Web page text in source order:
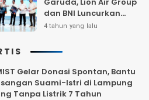
dan BNI Luncurkan
Program Terbang Hemat
4 tahun yang lalu
Gelar Donasi Spontan, Bantu
Suami-Istri di Lampung
Tanpa Listrik 7 Tahun